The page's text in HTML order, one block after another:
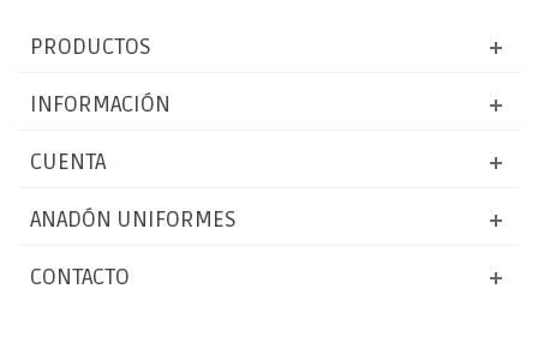
PRODUCTOS
INFORMACIÓN
CUENTA
ANADÓN UNIFORMES
CONTACTO